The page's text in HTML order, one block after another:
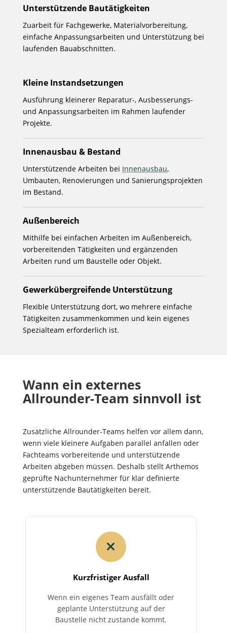
Unterstützende Bautätigkeiten
Zuarbeit für Fachgewerke, Materialvorbereitung,
einfache Anpassungsarbeiten und Unterstützung bei
laufenden Bauabschnitten.
Kleine Instandsetzungen
Ausführung kleinerer Reparatur-, Ausbesserungs-
und Anpassungsarbeiten im Rahmen laufender
Projekte.
Innenausbau & Bestand
Unterstützende Arbeiten bei Innenausbau,
Umbauten, Renovierungen und Sanierungsprojekten
im Bestand.
Außenbereich
Mithilfe bei einfachen Arbeiten im Außenbereich,
vorbereitenden Tätigkeiten und ergänzenden
Arbeiten rund um Baustelle oder Objekt.
Gewerkübergreifende Unterstützung
Flexible Unterstützung dort, wo mehrere einfache
Tätigkeiten zusammenkommen und kein eigenes
Spezialteam erforderlich ist.
Wann ein externes
Allrounder-Team sinnvoll ist
Zusätzliche Allrounder-Teams helfen vor allem dann,
wenn viele kleinere Aufgaben parallel anfallen oder
Fachteams vorbereitende und unterstützende
Arbeiten abgeben müssen. Deshalb stellt Arthemos
geprüfte Nachunternehmer für klar definierte
unterstützende Bautätigkeiten bereit.
Kurzfristiger Ausfall
Wenn ein eigenes Team ausfällt oder
geplante Unterstützung auf der
Baustelle nicht zustande kommt.